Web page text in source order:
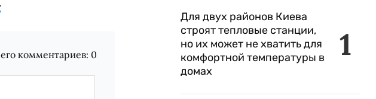
комментариев: 0 1
Для двух районов Киева
строят тепловые станции,
но их может не хватить для
комфортной температуры в
домах